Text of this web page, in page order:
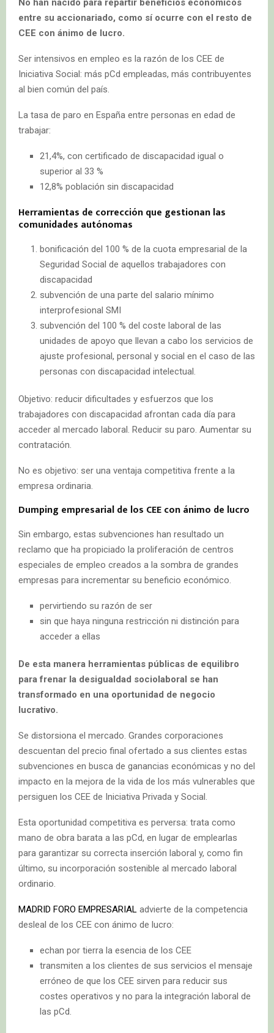
No han nacido para repartir beneficios económicos
entre su accionariado, como sí ocurre con el resto de
CEE con ánimo de lucro.
Ser intensivos en empleo es la razón de los CEE de
Iniciativa Social: más pCd empleadas, más contribuyentes
al bien común del país.
La tasa de paro en España entre personas en edad de
trabajar:
21,4%, con certificado de discapacidad igual o
superior al 33 %
12,8% población sin discapacidad
Herramientas de corrección que gestionan las
comunidades autónomas
bonificación del 100 % de la cuota empresarial de la
Seguridad Social de aquellos trabajadores con
discapacidad
subvención de una parte del salario mínimo
interprofesional SMI
subvención del 100 % del coste laboral de las
unidades de apoyo que llevan a cabo los servicios de
ajuste profesional, personal y social en el caso de las
personas con discapacidad intelectual.
Objetivo: reducir dificultades y esfuerzos que los
trabajadores con discapacidad afrontan cada día para
acceder al mercado laboral. Reducir su paro. Aumentar su
contratación.
No es objetivo: ser una ventaja competitiva frente a la
empresa ordinaria.
Dumping empresarial de los CEE con ánimo de lucro
Sin embargo, estas subvenciones han resultado un
reclamo que ha propiciado la proliferación de centros
especiales de empleo creados a la sombra de grandes
empresas para incrementar su beneficio económico.
pervirtiendo su razón de ser
sin que haya ninguna restricción ni distinción para
acceder a ellas
De esta manera herramientas públicas de equilibro
para frenar la desigualdad sociolaboral se han
transformado en una oportunidad de negocio
lucrativo.
Se distorsiona el mercado. Grandes corporaciones
descuentan del precio final ofertado a sus clientes estas
subvenciones en busca de ganancias económicas y no del
impacto en la mejora de la vida de los más vulnerables que
persiguen los CEE de Iniciativa Privada y Social.
Esta oportunidad competitiva es perversa: trata como
mano de obra barata a las pCd, en lugar de emplearlas
para garantizar su correcta inserción laboral y, como fin
último, su incorporación sostenible al mercado laboral
ordinario.
MADRID FORO EMPRESARIAL advierte de la competencia
desleal de los CEE con ánimo de lucro:
echan por tierra la esencia de los CEE
transmiten a los clientes de sus servicios el mensaje
erróneo de que los CEE sirven para reducir sus
costes operativos y no para la integración laboral de
las pCd.